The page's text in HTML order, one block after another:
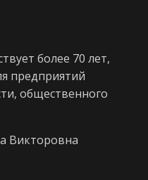
более 70 лет,
предприятий
общественного
Викторовна